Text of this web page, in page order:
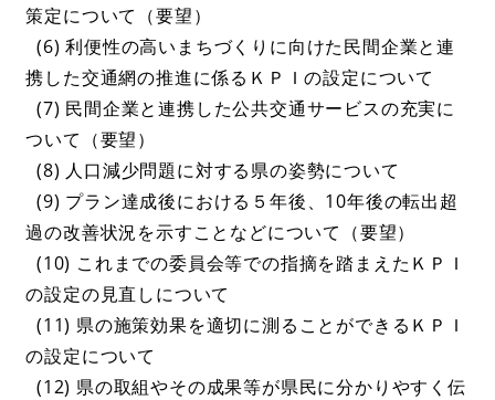
策定について（要望）
(6) 利便性の高いまちづくりに向けた民間企業と連
携した交通網の推進に係るＫＰＩの設定について
(7) 民間企業と連携した公共交通サービスの充実に
ついて（要望）
(8) 人口減少問題に対する県の姿勢について
(9) プラン達成後における５年後、10年後の転出超
過の改善状況を示すことなどについて（要望）
(10) これまでの委員会等での指摘を踏まえたＫＰＩ
の設定の見直しについて
(11) 県の施策効果を適切に測ることができるＫＰＩ
の設定について
(12) 県の取組やその成果等が県民に分かりやすく伝